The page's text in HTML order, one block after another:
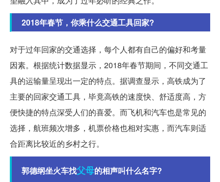
2018年春节，你乘什么交通工具回家?
对于过年回家的交通选择，每个人都有自己的偏好和考量
因素。根据统计数据显示，2018年春节期间，不同交通工
具的运输量呈现出一定的特点。据调查显示，高铁成为了
主要的回家交通工具，毕竟高铁的速度快、舒适度高，方
便快捷的特点深受人们的喜爱。而飞机和汽车也是常见的
选择，航班频次增多，机票价格也相对实惠，而汽车则适
合距离比较近的乡村之行。
郭德纲坐火车找父母的相声叫什么名字?